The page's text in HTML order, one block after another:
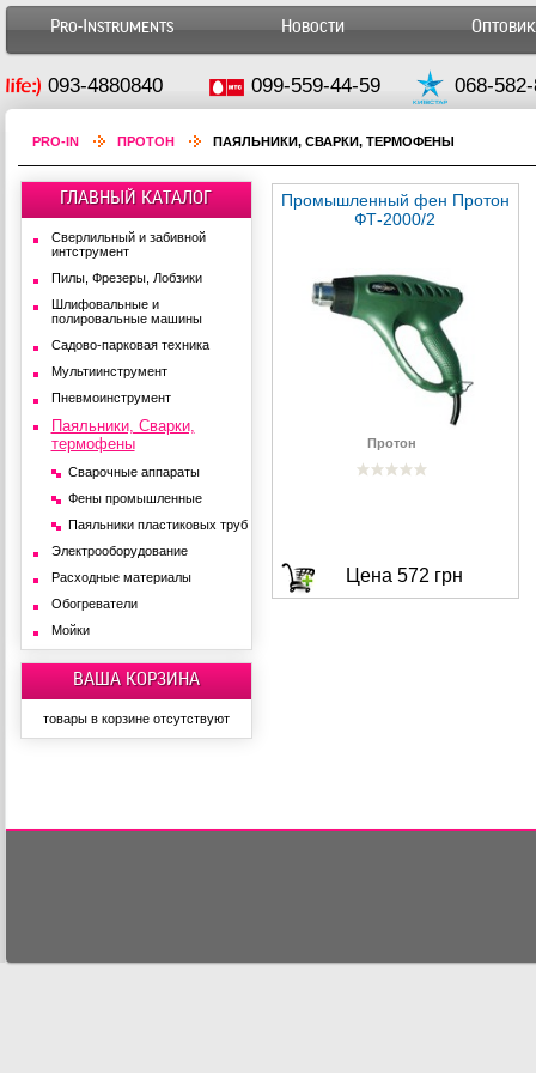
Pro-Instruments Новости
093-4880840 099-559-44-59 068-
PRO-IN ПРОТОН ПАЯЛЬНИКИ, СВАРКИ, ТЕРМОФЕНЫ
ГЛАВНЫЙ КАТАЛОГ
Сверлильный и забивной
интструмент
Пилы, Фрезеры, Лобзики
Шлифовальные и
полировальные машины
Садово-парковая техника
Мультиинструмент
Пневмоинструмент
Паяльники, Сварки,
термофены
Сварочные аппараты
Фены промышленные
Паяльники пластиковых труб
Электрооборудование
Расходные материалы
Обогреватели
Мойки
ВАША КОРЗИНА
товары в корзине отсутствуют
Промышленный фен Протон
ФТ-2000/2
Протон
Цена 572 грн